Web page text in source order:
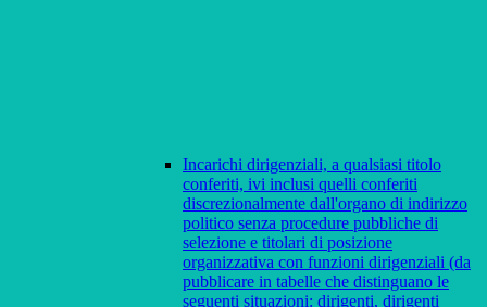
Incarichi dirigenziali, a qualsiasi titolo
conferiti, ivi inclusi quelli conferiti
discrezionalmente dall'organo di indirizzo
politico senza procedure pubbliche di
selezione e titolari di posizione
organizzativa con funzioni dirigenziali (da
pubblicare in tabelle che distinguano le
seguenti situazioni: dirigenti, dirigenti